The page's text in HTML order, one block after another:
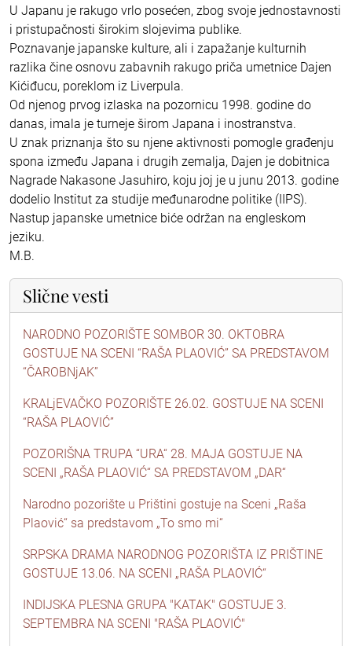
U Japanu je rakugo vrlo posećen, zbog svoje jednostavnosti
i pristupačnosti širokim slojevima publike.
Poznavanje japanske kulture, ali i zapažanje kulturnih
razlika čine osnovu zabavnih rakugo priča umetnice Dajen
Kićiđucu, poreklom iz Liverpula.
Od njenog prvog izlaska na pozornicu 1998. godine do
danas, imala je turneje širom Japana i inostranstva.
U znak priznanja što su njene aktivnosti pomogle građenju
spona između Japana i drugih zemalja, Dajen je dobitnica
Nagrade Nakasone Jasuhiro, koju joj je u junu 2013. godine
dodelio Institut za studije međunarodne politike (IIPS).
Nastup japanske umetnice biće održan na engleskom
jeziku.
M.B.
Slične vesti
NARODNO POZORIŠTE SOMBOR 30. OKTOBRA
GOSTUJE NA SCENI “RAŠA PLAOVIĆ” SA PREDSTAVOM
“ČAROBNjAK”
KRALjEVAČKO POZORIŠTE 26.02. GOSTUJE NA SCENI
“RAŠA PLAOVIĆ”
POZORIŠNA TRUPA “URA“ 28. MAJA GOSTUJE NA
SCENI „RAŠA PLAOVIĆ“ SA PREDSTAVOM „DAR“
Narodno pozorište u Prištini gostuje na Sceni „Raša
Plaović“ sa predstavom „To smo mi“
SRPSKA DRAMA NARODNOG POZORIŠTA IZ PRIŠTINE
GOSTUJE 13.06. NA SCENI „RAŠA PLAOVIĆ“
INDIJSKA PLESNA GRUPA "KATAK" GOSTUJE 3.
SEPTEMBRA NA SCENI "RAŠA PLAOVIĆ"